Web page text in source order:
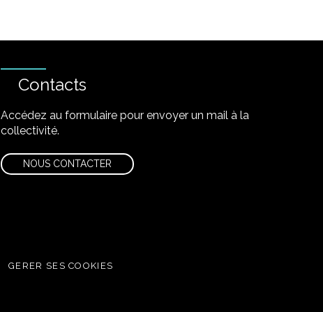
Contacts
Accédez au formulaire pour envoyer un mail à la
collectivité.
NOUS CONTACTER
GERER SES COOKIES